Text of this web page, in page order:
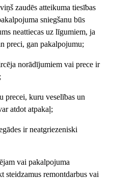
zaudēs atteikuma tiesības
sniegšanu būs
neattiecas uz līgumiem, ja
preci, gan pakalpojumu;
norādījumiem vai prece ir
precei, kuru veselības un
atdot atpakaļ;
ir neatgriezeniski
vai pakalpojuma
steidzamus remontdarbus vai